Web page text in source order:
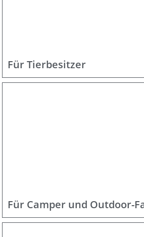
Für Tierbesitzer
Für Camper und Outdoor-